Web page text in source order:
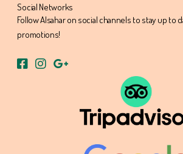
Social Networks
Follow Alsahar on social channels to stay up to
promotions!